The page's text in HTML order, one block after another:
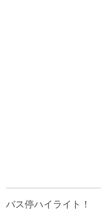
バス停ハイライト！